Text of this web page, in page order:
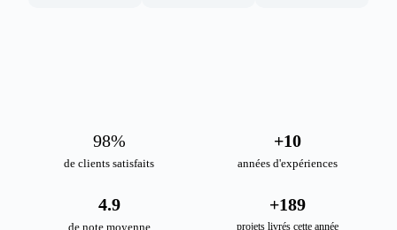
de clients satisfaits
98%
années d'expériences
+10
de note moyenne
4.9
projets livrés cette année
+189